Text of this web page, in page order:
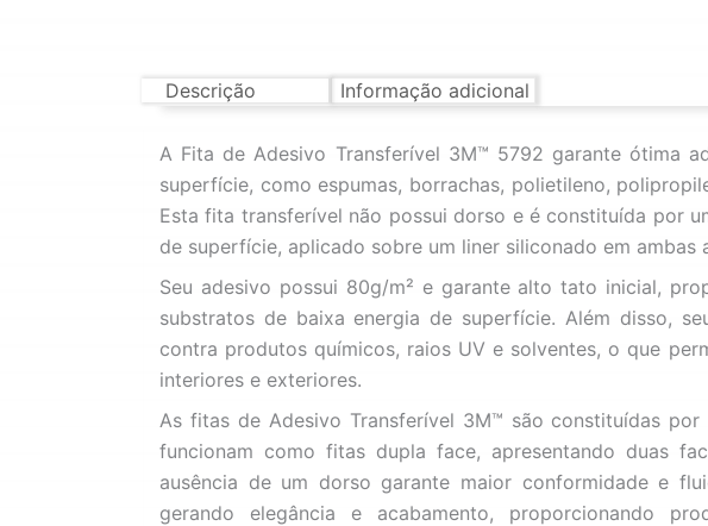
Descrição Informação adicional
A Fita de Adesivo Transferível 3M™ 5792 garante ótima
superfície, como espumas, borrachas, polietileno,
Esta fita transferível não possui dorso e é constituída por
de superfície, aplicado sobre um liner siliconado em ambas
Seu adesivo possui 80g/m² e garante alto tato inicial,
substratos de baixa energia de superfície. Além disso,
contra produtos químicos, raios UV e solventes, o que
interiores e exteriores.
As fitas de Adesivo Transferível 3M™ são constituídas
funcionam como fitas dupla face, apresentando duas
ausência de um dorso garante maior conformidade e
gerando elegância e acabamento, proporcionando